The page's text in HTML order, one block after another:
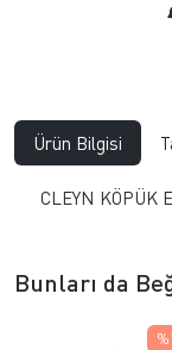
Ürün Bilgisi
CLEYN KÖPÜK
Bunları da